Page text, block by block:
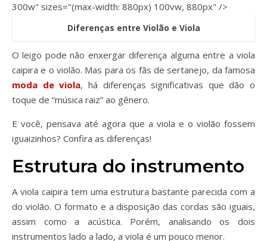
300w" sizes="(max-width: 880px) 100vw, 880px" />
Diferenças entre Violão e Viola
O leigo pode não enxergar diferença alguma entre a viola
caipira e o violão. Mas para os fãs de sertanejo, da famosa
moda de viola, há diferenças significativas que dão o
toque de “música raiz” ao gênero.
E você, pensava até agora que a viola e o violão fossem
iguaizinhos? Confira as diferenças!
Estrutura do instrumento
A viola caipira tem uma estrutura bastante parecida com a
do violão. O formato e a disposição das cordas são iguais,
assim como a acústica. Porém, analisando os dois
instrumentos lado a lado, a viola é um pouco menor.